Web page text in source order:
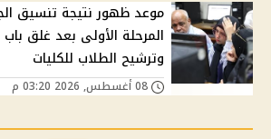
المرحلة الأولى بعد غلق
وترشيح الطلاب للكليات